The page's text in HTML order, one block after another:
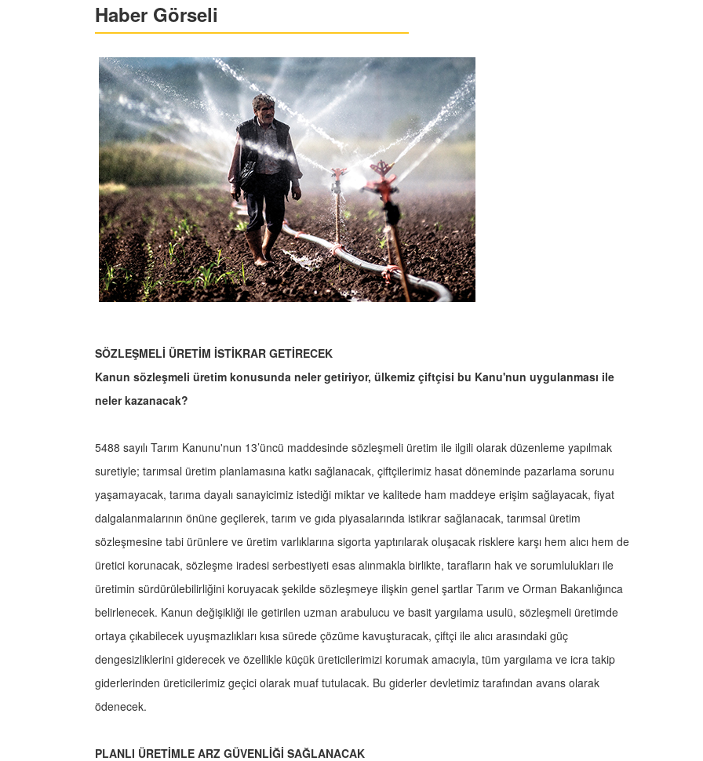
Haber Görseli
SÖZLEŞMELİ ÜRETİM İSTİKRAR GETİRECEK
Kanun sözleşmeli üretim konusunda neler getiriyor, ülkemiz çiftçisi bu Kanu'nun uygulanması ile
neler kazanacak?
5488 sayılı Tarım Kanunu'nun 13’üncü maddesinde sözleşmeli üretim ile ilgili olarak düzenleme yapılmak
suretiyle; tarımsal üretim planlamasına katkı sağlanacak, çiftçilerimiz hasat döneminde pazarlama sorunu
yaşamayacak, tarıma dayalı sanayicimiz istediği miktar ve kalitede ham maddeye erişim sağlayacak, fiyat
dalgalanmalarının önüne geçilerek, tarım ve gıda piyasalarında istikrar sağlanacak, tarımsal üretim
sözleşmesine tabi ürünlere ve üretim varlıklarına sigorta yaptırılarak oluşacak risklere karşı hem alıcı hem de
üretici korunacak, sözleşme iradesi serbestiyeti esas alınmakla birlikte, tarafların hak ve sorumlulukları ile
üretimin sürdürülebilirliğini koruyacak şekilde sözleşmeye ilişkin genel şartlar Tarım ve Orman Bakanlığınca
belirlenecek. Kanun değişikliği ile getirilen uzman arabulucu ve basit yargılama usulü, sözleşmeli üretimde
ortaya çıkabilecek uyuşmazlıkları kısa sürede çözüme kavuşturacak, çiftçi ile alıcı arasındaki güç
dengesizliklerini giderecek ve özellikle küçük üreticilerimizi korumak amacıyla, tüm yargılama ve icra takip
giderlerinden üreticilerimiz geçici olarak muaf tutulacak. Bu giderler devletimiz tarafından avans olarak
ödenecek.
PLANLI ÜRETİMLE ARZ GÜVENLİĞİ SAĞLANACAK